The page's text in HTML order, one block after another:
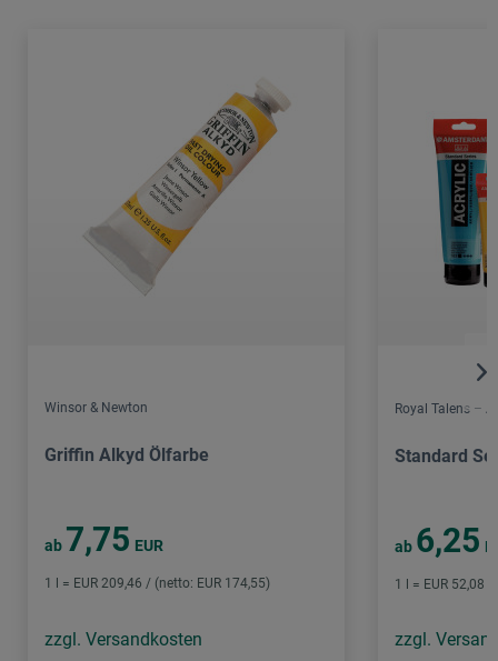
Winsor & Newton
Griffin Alkyd Ölfarbe
ab 7,75 EUR
1 l = EUR 209,46 / (netto: EUR 174,55)
zzgl. Versandkosten
Royal Talens –
Standard
ab 6,25
1 l = EUR 52,08
zzgl.